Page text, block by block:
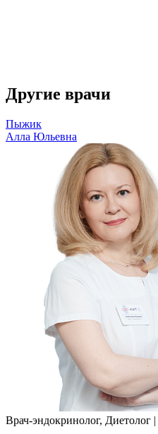
Другие врачи
Пыжик
Алла Юльевна
Врач-эндокринолог, Диетолог |